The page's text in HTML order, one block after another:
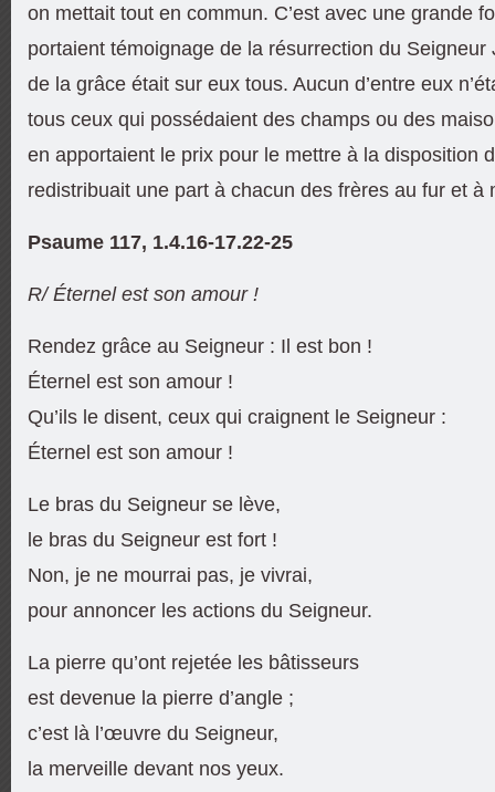
on mettait tout en commun. C’est avec une grande
portaient témoignage de la résurrection du
de la grâce était sur eux tous. Aucun d’entre eux
tous ceux qui possédaient des champs ou des
en apportaient le prix pour le mettre à la disposition
redistribuait une part à chacun des frères au fur et à
Psaume 117, 1.4.16-17.22-25
R/ Éternel est son amour !
Rendez grâce au Seigneur : Il est bon !
Éternel est son amour !
Qu’ils le disent, ceux qui craignent le Seigneur :
Éternel est son amour !
Le bras du Seigneur se lève,
le bras du Seigneur est fort !
Non, je ne mourrai pas, je vivrai,
pour annoncer les actions du Seigneur.
La pierre qu’ont rejetée les bâtisseurs
est devenue la pierre d’angle ;
c’est là l’œuvre du Seigneur,
la merveille devant nos yeux.